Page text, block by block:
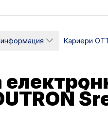
Кариери